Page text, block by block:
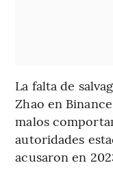
La falta de
Zhao en
malos
autoridades
acusaron en